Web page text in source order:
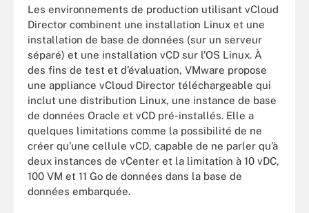
Les environnements de production utilisant vCloud
Director combinent une installation Linux et une
installation de base de données (sur un serveur
séparé) et une installation vCD sur l’OS Linux. À
des fins de test et d’évaluation, VMware propose
une appliance vCloud Director téléchargeable qui
inclut une distribution Linux, une instance de base
de données Oracle et vCD pré-installés. Elle a
quelques limitations comme la possibilité de ne
créer qu’une cellule vCD, capable de ne parler qu’à
deux instances de vCenter et la limitation à 10 vDC,
100 VM et 11 Go de données dans la base de
données embarquée.